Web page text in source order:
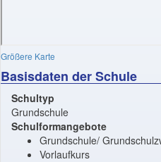
Größere Karte
Basisdaten der Schule
Schultyp
Grundschule
Schulformangebote
Grundschule/
Vorlaufkurs